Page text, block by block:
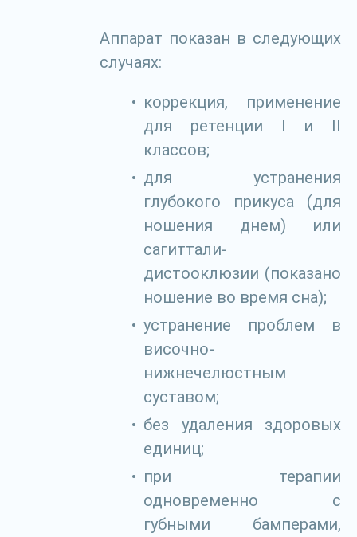
Аппарат показан в следующих
случаях:
коррекция, применение
для ретенции I и II
классов;
для устранения
глубокого прикуса (для
ношения днем) или
сагиттали-
дистооклюзии (показано
ношение во время сна);
устранение проблем в
височно-
нижнечелюстным
суставом;
без удаления здоровых
единиц;
при терапии
одновременно с
губными бамперами,